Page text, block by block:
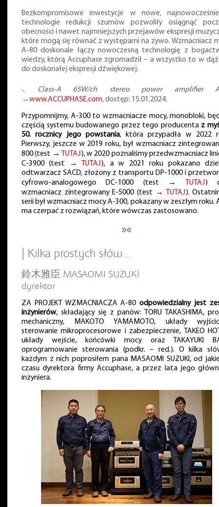
Bezkompromisowe inwestycje w nowe,
technologie redukcji szumów pozwoliły osiągnąć
obecności i nawet najmniejszych przejawów ekspresji
które mogą się równać z występami na żywo. Wzmacniacz
A-80 doskonale łączy nowoczesną technologię z
wiedzy, którą Accuphase zgromadził – a wszystko to w
do doskonałej ekspresji dźwiękowej.
⸜ Class-A 65W/ch stereo power amplifier
→www.ACCUPHASE.com, dostęp: 15.01.2024.
Przypomnijmy, A-300 to wzmacniacze mocy, monobloki,
częścią systemu budowanego przez tego producenta z
50. rocznicy jego powstania, która przypadła w 2022
Pierwszy, jeszcze w 2019 roku, był wzmacniacz
800 (test →
TUTAJ), w 2020 poznaliśmy przedwzmacniacz
C-3900 (test →
TUTAJ), a w 2021 roku pokazano
odtwarzacz SACD, złożony z transportu DP-1000 i
cyfrowo-analogowego DC-1000 (test →
TUTAJ)
wzmacniacz zintegrowany E-5000 (test →
TUTAJ).
serii był wzmacniacz mocy A-300, pokazany w zeszłym roku.
ma czerpać z rozwiązań, które wówczas zastosowano.
»«
| Kilka prostych słów…
鈴木雅臣 MASAOMI SUZUKI
dyrektor
ZA PROJEKT WZMACNIACZA A-80odpowiedzialny jest
inżynierów, składający się z panów: TORU TAKASHIMA,
mechaniczny, MAKOTO YAMAMOTO, układy
sterowanie mikroprocesorowe i zabezpieczenie, TAKEO
układy wejście, końcówki mocy oraz TAKAYUKI
oprogramowanie sterowania (podkr. – red.). O kilka
każdym z nich poprosiłem pana MASAOMI SUZUKI, od
czasu dyrektora firmy Accuphase, a przez lata jego
inżyniera.